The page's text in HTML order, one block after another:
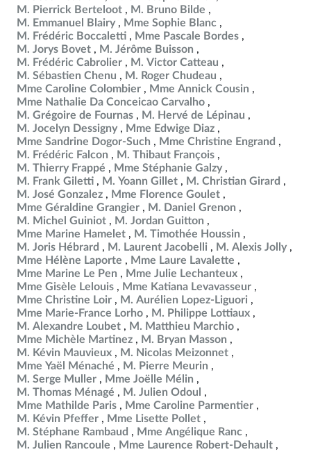
M. Pierrick Berteloot
M. Bruno Bilde
M. Emmanuel Blairy
Mme Sophie Blanc
M. Frédéric Boccaletti
Mme Pascale Bordes
M. Jorys Bovet
M. Jérôme Buisson
M. Frédéric Cabrolier
M. Victor Catteau
M. Sébastien Chenu
M. Roger Chudeau
Mme Caroline Colombier
Mme Annick Cousin
Mme Nathalie Da Conceicao Carvalho
M. Grégoire de Fournas
M. Hervé de Lépinau
M. Jocelyn Dessigny
Mme Edwige Diaz
Mme Sandrine Dogor-Such
Mme Christine Engrand
M. Frédéric Falcon
M. Thibaut François
M. Thierry Frappé
Mme Stéphanie Galzy
M. Frank Giletti
M. Yoann Gillet
M. Christian Girard
M. José Gonzalez
Mme Florence Goulet
Mme Géraldine Grangier
M. Daniel Grenon
M. Michel Guiniot
M. Jordan Guitton
Mme Marine Hamelet
M. Timothée Houssin
M. Joris Hébrard
M. Laurent Jacobelli
M. Alexis Jolly
Mme Hélène Laporte
Mme Laure Lavalette
Mme Marine Le Pen
Mme Julie Lechanteux
Mme Gisèle Lelouis
Mme Katiana Levavasseur
Mme Christine Loir
M. Aurélien Lopez-Liguori
Mme Marie-France Lorho
M. Philippe Lottiaux
M. Alexandre Loubet
M. Matthieu Marchio
Mme Michèle Martinez
M. Bryan Masson
M. Kévin Mauvieux
M. Nicolas Meizonnet
Mme Yaël Ménaché
M. Pierre Meurin
M. Serge Muller
Mme Joëlle Mélin
M. Thomas Ménagé
M. Julien Odoul
Mme Mathilde Paris
Mme Caroline Parmentier
M. Kévin Pfeffer
Mme Lisette Pollet
M. Stéphane Rambaud
Mme Angélique Ranc
M. Julien Rancoule
Mme Laurence Robert-Dehault